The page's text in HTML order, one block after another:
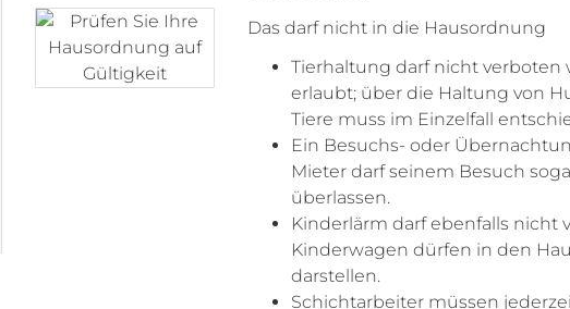
Das darf nicht in die Hausordnung
Tierhaltung darf nicht
erlaubt; über die Haltung von
Tiere muss im Einzelfall
Ein Besuchs- oder
Mieter darf seinem Besuch
überlassen.
Kinderlärm darf ebenfalls nicht
Kinderwagen dürfen in den
darstellen.
Schichtarbeiter müssen